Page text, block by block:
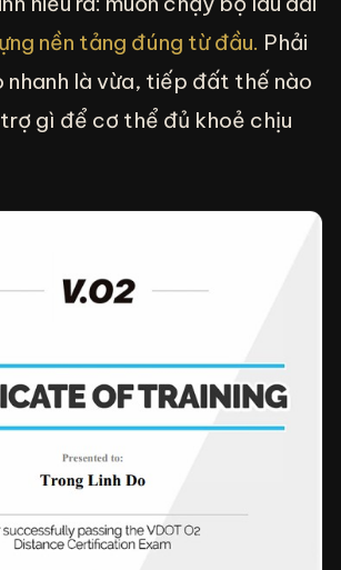
nền tảng đúng từ đầu. Phải
là vừa, tiếp đất thế nào
gì để cơ thể đủ khoẻ chịu